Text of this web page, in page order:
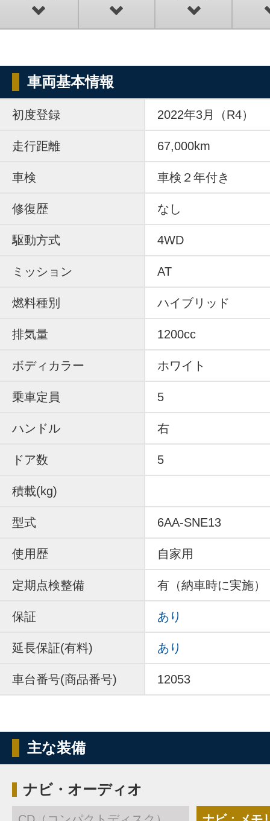
車両基本情報
初度登録 2022年3月（R4）
走行距離 67,000km
車検 車検２年付き
修復歴 なし
駆動方式 4WD
ミッション AT
燃料種別 ハイブリッド
排気量 1200cc
ボディカラー ホワイト
乗車定員 5
ハンドル 右
ドア数 5
積載(kg)
型式 6AA-SNE13
使用歴 自家用
定期点検整備 有（納車時に実施）
保証 あり
延長保証(有料) あり
車台番号(商品番号) 12053
主な装備
ナビ・オーディオ